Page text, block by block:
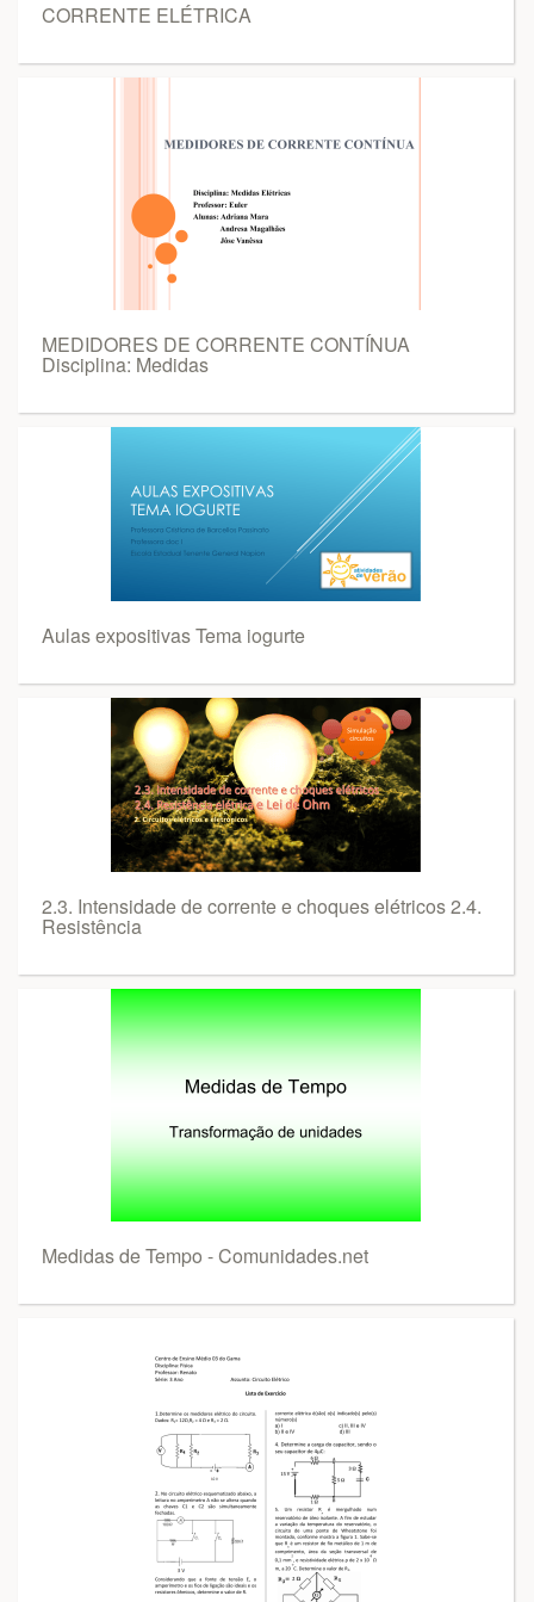
CORRENTE ELÉTRICA
MEDIDORES DE CORRENTE CONTÍNUA
Disciplina: Medidas
Aulas expositivas Tema iogurte
2.3. Intensidade de corrente e choques elétricos 2.4.
Resistência
Medidas de Tempo - Comunidades.net